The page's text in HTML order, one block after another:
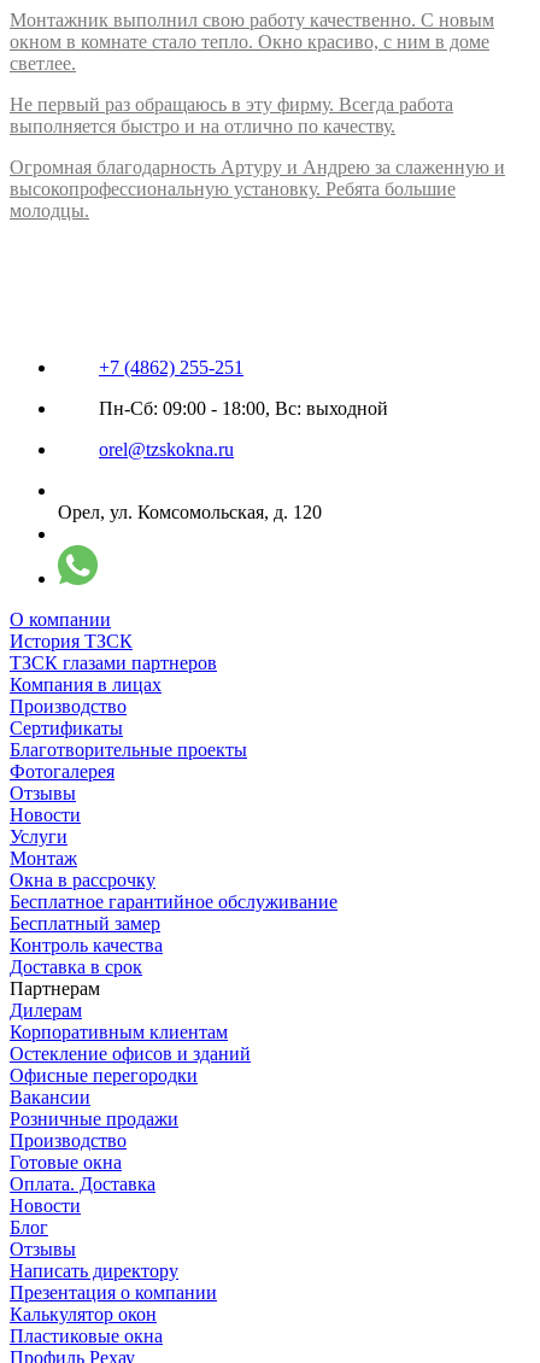
Монтажник выполнил свою работу качественно. С новым
окном в комнате стало тепло. Окно красиво, с ним в доме
светлее.
Не первый раз обращаюсь в эту фирму. Всегда работа
выполняется быстро и на отлично по качеству.
Огромная благодарность Артуру и Андрею за слаженную и
высокопрофессиональную установку. Ребята большие
молодцы.
+7 (4862) 255-251
Пн-Сб: 09:00 - 18:00, Вс: выходной
orel@tzskokna.ru
Орел, ул. Комсомольская, д. 120
О компании
История ТЗСК
ТЗСК глазами партнеров
Компания в лицах
Производство
Сертификаты
Благотворительные проекты
Фотогалерея
Отзывы
Новости
Услуги
Монтаж
Окна в рассрочку
Бесплатное гарантийное обслуживание
Бесплатный замер
Контроль качества
Доставка в срок
Партнерам
Дилерам
Корпоративным клиентам
Остекление офисов и зданий
Офисные перегородки
Вакансии
Розничные продажи
Производство
Готовые окна
Оплата. Доставка
Новости
Блог
Отзывы
Написать директору
Презентация о компании
Калькулятор окон
Пластиковые окна
Профиль Рехау